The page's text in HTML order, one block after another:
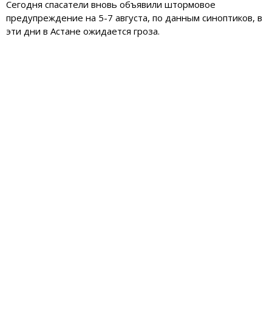
Сегодня спасатели вновь объявили штормовое
предупреждение на 5-7 августа, по данным синоптиков, в
эти дни в Астане ожидается гроза.